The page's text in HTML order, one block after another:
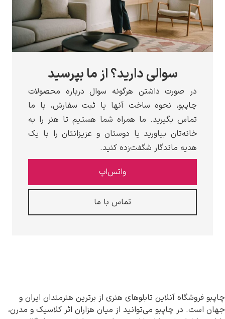
سوالی دارید؟ از ما بپرسید
داشتن هرگونه سوال درباره محصولات
نحوه ساخت آنها یا ثبت سفارش، با ما
ما همراه شما هستیم تا هنر را به
بیاورید یا دوستان و عزیزانتان را با یک
شگفت‌زده کنید.
تابلوهای هنری از برترین هنرمندان ایران و
می‌توانید از میان هزاران اثر کلاسیک و مدرن،